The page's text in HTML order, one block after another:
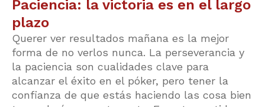
Paciencia: la victoria es en el largo
plazo
Querer ver resultados mañana es la mejor
forma de no verlos nunca. La perseverancia y
la paciencia son cualidades clave para
alcanzar el éxito en el póker, pero tener la
confianza de que estás haciendo las cosa bien